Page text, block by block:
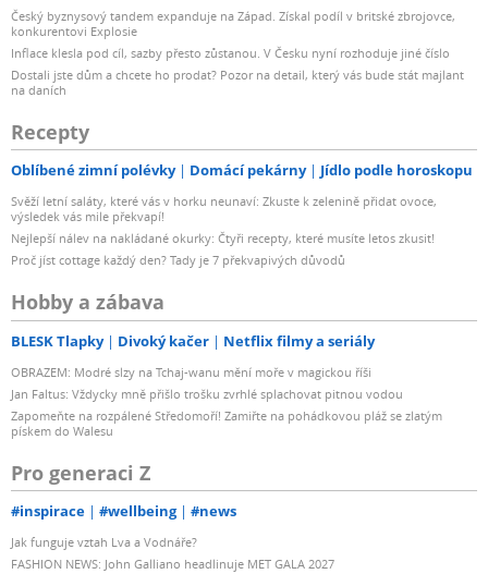
Český byznysový tandem expanduje na Západ. Získal podíl v britské zbrojovce,
konkurentovi Explosie
Inflace klesla pod cíl, sazby přesto zůstanou. V Česku nyní rozhoduje jiné číslo
Dostali jste dům a chcete ho prodat? Pozor na detail, který vás bude stát majlant
na daních
Recepty
Oblíbené zimní polévky Domácí pekárny Jídlo podle horoskopu
Svěží letní saláty, které vás v horku neunaví: Zkuste k zelenině přidat ovoce,
výsledek vás mile překvapí!
Nejlepší nálev na nakládané okurky: Čtyři recepty, které musíte letos zkusit!
Proč jíst cottage každý den? Tady je 7 překvapivých důvodů
Hobby a zábava
BLESK Tlapky Divoký kačer Netflix filmy a seriály
OBRAZEM: Modré slzy na Tchaj-wanu mění moře v magickou říši
Jan Faltus: Vždycky mně přišlo trošku zvrhlé splachovat pitnou vodou
Zapomeňte na rozpálené Středomoří! Zamiřte na pohádkovou pláž se zlatým
pískem do Walesu
Pro generaci Z
#inspirace #wellbeing #news
Jak funguje vztah Lva a Vodnáře?
FASHION NEWS: John Galliano headlinuje MET GALA 2027